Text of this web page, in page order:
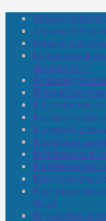
Бабаевская
филиал № 7
Калегинская
Калмашевская
Калтасинская
Кельтеевская
Киебаковская
Кокушевская
№ 21
Кутеремская